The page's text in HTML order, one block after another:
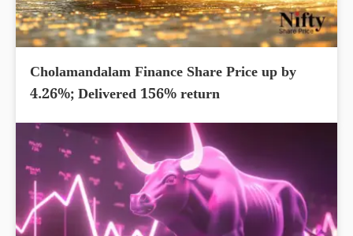
Cholamandalam Finance Share Price up by
4.26%; Delivered 156% return